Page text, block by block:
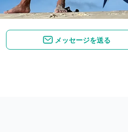
メッセージを送る